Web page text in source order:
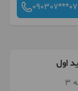
090307***07